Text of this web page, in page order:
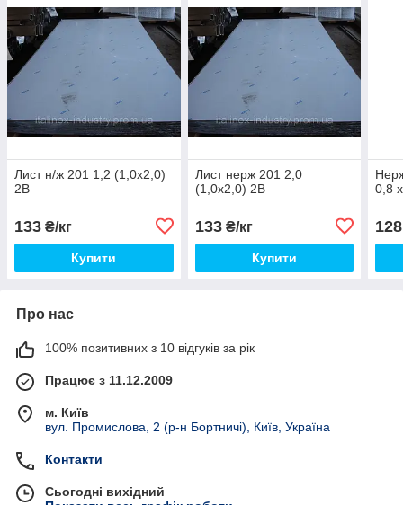
Лист н/ж 201 1,2 (1,0х2,0)
2В
133 ₴/кг
Купити
Лист нерж 201 2,0
(1,0х2,0) 2В
133₴/кг
Купити
0,8
128
Про нас
100% позитивних з 10 відгуків за рік
Працює з 11.12.2009
м. Київ
вул. Промислова, 2 (р-н Бортничі), Київ, Україна
Контакти
Сьогодні вихідний